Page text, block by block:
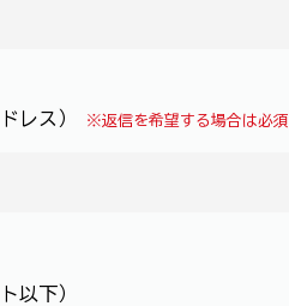
レス） ※返信を希望する場合は必須
以下）